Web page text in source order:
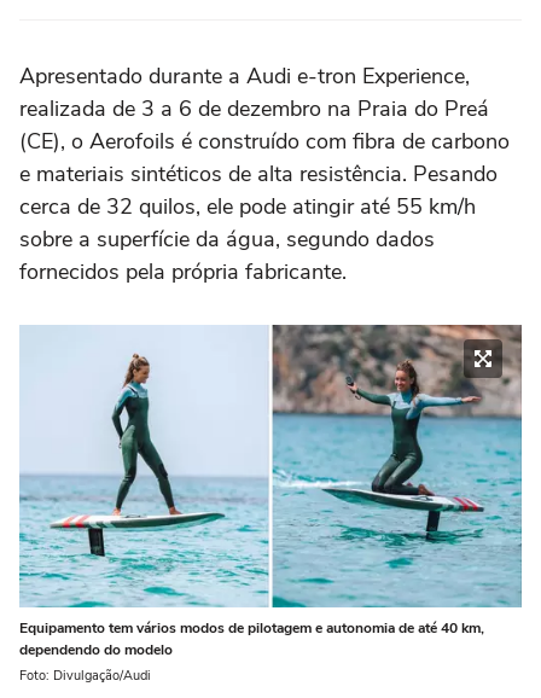
Apresentado durante a Audi e-tron Experience,
realizada de 3 a 6 de dezembro na Praia do Preá
(CE), o Aerofoils é construído com fibra de carbono
e materiais sintéticos de alta resistência. Pesando
cerca de 32 quilos, ele pode atingir até 55 km/h
sobre a superfície da água, segundo dados
fornecidos pela própria fabricante.
Equipamento tem vários modos de pilotagem e autonomia de até 40 km,
dependendo do modelo
Foto: Divulgação/Audi